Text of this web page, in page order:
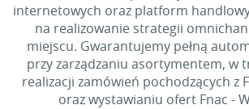
internetowych oraz platform
na realizowanie strategii
miejscu. Gwarantujemy pełną
przy zarządzaniu asortymentem, w
realizacji zamówień pochodzących z
oraz wystawianiu ofert Fnac -